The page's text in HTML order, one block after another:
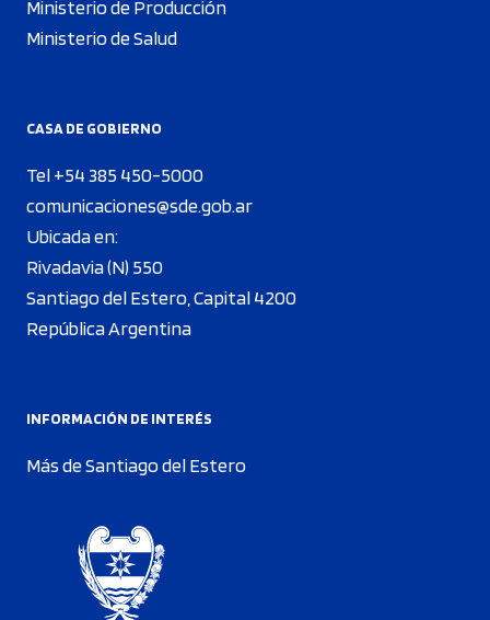
Ministerio de Producción
Ministerio de Salud
CASA DE GOBIERNO
Tel +54 385 450-5000
comunicaciones@sde.gob.ar
Ubicada en:
Rivadavia (N) 550
Santiago del Estero, Capital 4200
República Argentina
INFORMACIÓN DE INTERÉS
Más de Santiago del Estero